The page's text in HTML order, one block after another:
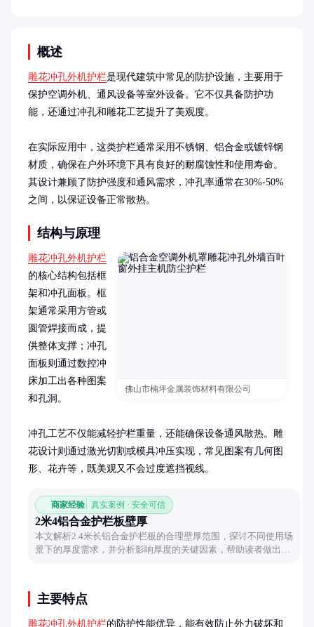
概述
雕花冲孔外机护栏是现代建筑中常见的防护设施，主要用于
保护空调外机、通风设备等室外设备。它不仅具备防护功
能，还通过冲孔和雕花工艺提升了美观度。
在实际应用中，这类护栏通常采用不锈钢、铝合金或镀锌钢
材质，确保在户外环境下具有良好的耐腐蚀性和使用寿命。
其设计兼顾了防护强度和通风需求，冲孔率通常在30%-50%
之间，以保证设备正常散热。
结构与原理
佛山市楠坪金属装饰材料有限公司
雕花冲孔外机护栏
的核心结构包括框
架和冲孔面板。框
架通常采用方管或
圆管焊接而成，提
供整体支撑；冲孔
面板则通过数控冲
床加工出各种图案
和孔洞。
冲孔工艺不仅能减轻护栏重量，还能确保设备通风散热。雕
花设计则通过激光切割或模具冲压实现，常见图案有几何图
形、花卉等，既美观又不会过度遮挡视线。
商家经验 真实案例 · 安全可信
2米4铝合金护栏板壁厚
本文解析2.4米长铝合金护栏板的合理壁厚范围，探讨不同使用场
景下的厚度需求，并分析影响厚度的关键因素，帮助读者做出合
主要特点
雕花冲孔外机护栏的防护性能优异，能有效防止外力破坏和